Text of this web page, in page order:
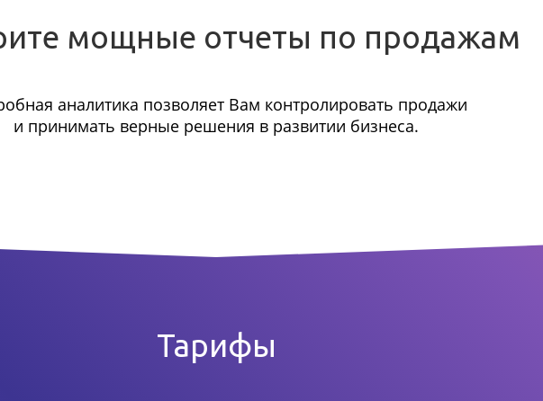
мощные отчеты по продажам
аналитика позволяет Вам контролировать продажи
и принимать верные решения в развитии бизнеса.
Тарифы